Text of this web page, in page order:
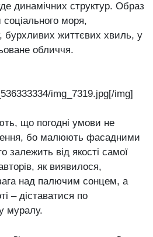
динамічних структур. Образ
моря,
бурхливих життєвих хвиль, у
обличчя.
img_7319.jpg[/img]
що погодні умови не
бо малюють фасадними
залежить від якості самої
як виявилося,
над палючим сонцем, а
– діставатися по
муралу.